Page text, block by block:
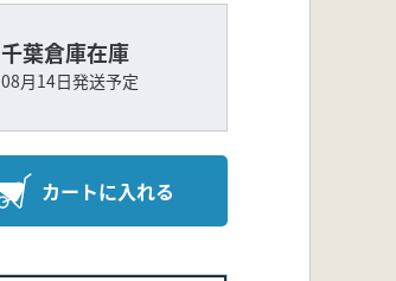
千葉倉庫在庫
08月14日発送予定
カートに入れる